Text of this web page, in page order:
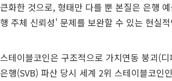
큰화한 것으로, 형태만 다를 뿐 본질은 은행
행 주체 신뢰성' 문제를 보완할 수 있는 현실
스테이블코인은 구조적으로 가치연동 붕괴(
은행(SVB) 파산 당시 세계 2위 스테이블코인